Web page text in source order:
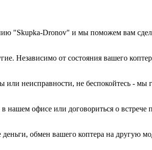
"Skupka-Dronov" и мы поможем вам
Независимо от состояния вашего
неисправности, не беспокойтесь - мы
нашем офисе или договориться о встрече
обмен вашего коптера на другую